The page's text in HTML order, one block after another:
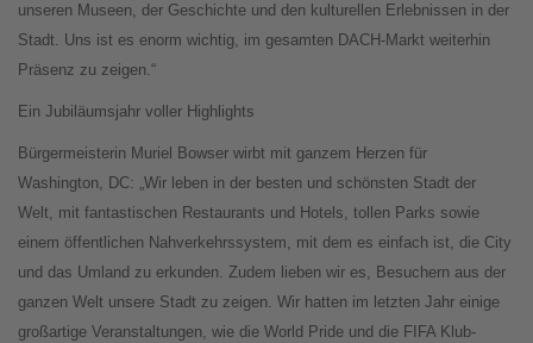
unseren Museen, der Geschichte und den kulturellen Erlebnissen in der
Stadt. Uns ist es enorm wichtig, im gesamten DACH-Markt weiterhin
Präsenz zu zeigen.“
Ein Jubiläumsjahr voller Highlights
Bürgermeisterin Muriel Bowser wirbt mit ganzem Herzen für
Washington, DC: „Wir leben in der besten und schönsten Stadt der
Welt, mit fantastischen Restaurants und Hotels, tollen Parks sowie
einem öffentlichen Nahverkehrssystem, mit dem es einfach ist, die City
und das Umland zu erkunden. Zudem lieben wir es, Besuchern aus der
ganzen Welt unsere Stadt zu zeigen. Wir hatten im letzten Jahr einige
großartige Veranstaltungen, wie die World Pride und die FIFA Klub-